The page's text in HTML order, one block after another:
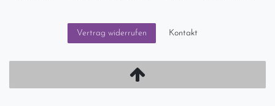
Vertrag widerrufen Kontakt